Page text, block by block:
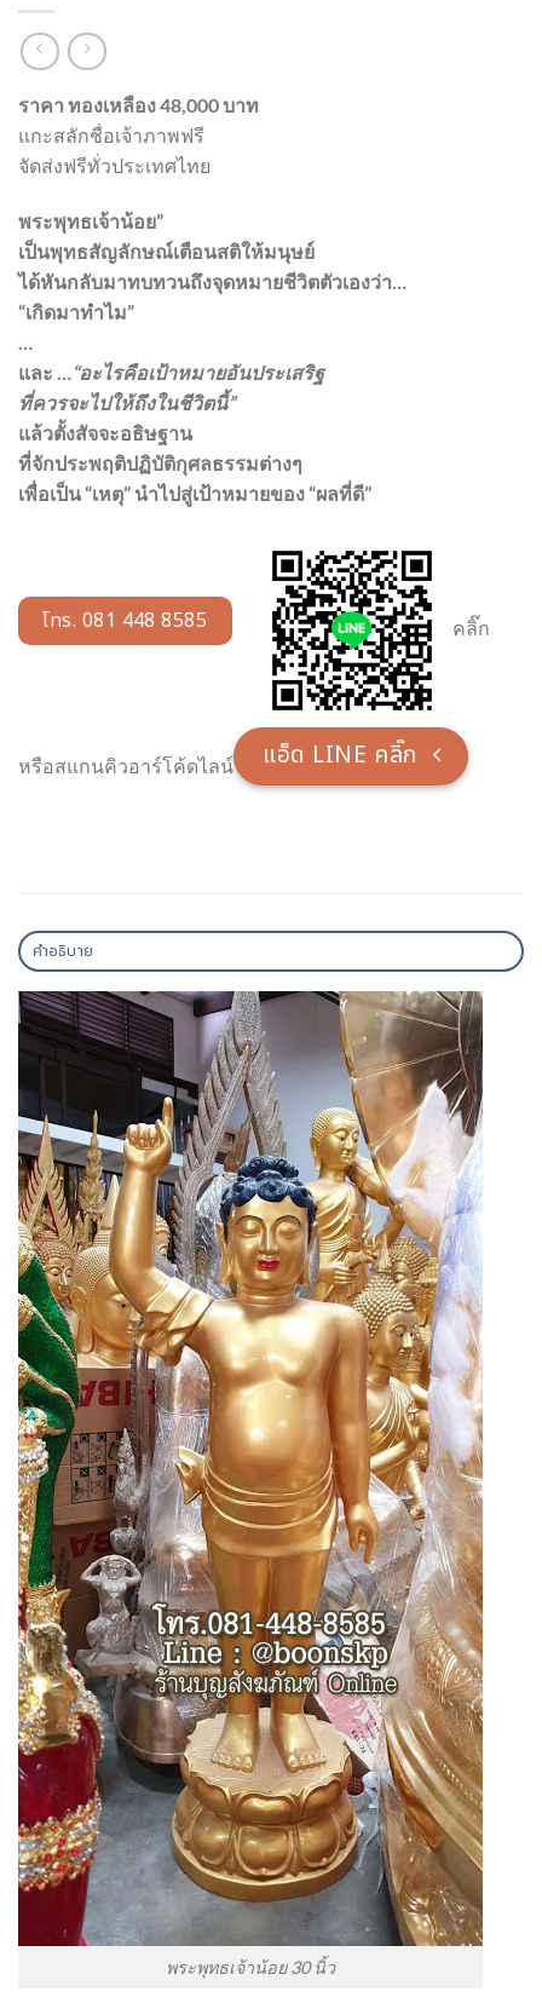
ราคา ทองเหลือง 48,000 บาท
แกะสลักชื่อเจ้าภาพฟรี
จัดส่งฟรีทั่วประเทศไทย
พระพุทธเจ้าน้อย”
เป็นพุทธสัญลักษณ์เตือนสติให้มนุษย์
ได้หันกลับมาทบทวนถึงจุดหมายชีวิตตัวเองว่า…
“เกิดมาทำไม”
…
และ …“อะไรคือเป้าหมายอันประเสริฐ
ที่ควรจะไปให้ถึงในชีวิตนี้”
แล้วตั้งสัจจะอธิษฐาน
ที่จักประพฤติปฏิบัติกุศลธรรมต่างๆ
เพื่อเป็น “เหตุ” นำไปสู่เป้าหมายของ “ผลที่ดี”
โทร. 081 448 8585 คลิ๊ก
หรือสแกนคิวอาร์โค้ดไลน์ แอ็ด LINE คลิ๊ก
คำอธิบาย
พระพุทธเจ้าน้อย 30 นิ้ว